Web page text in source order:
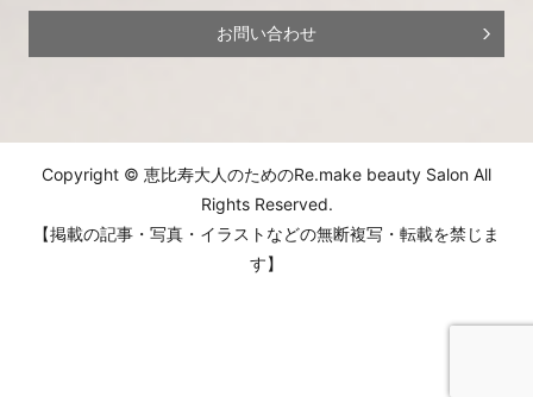
お問い合わせ
Copyright © 恵比寿大人のためのRe.make beauty Salon All
Rights Reserved.
【掲載の記事・写真・イラストなどの無断複写・転載を禁じま
す】